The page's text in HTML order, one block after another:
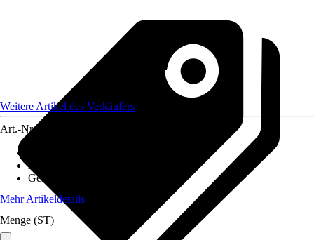
Weitere Artikel des Verkäufers
Art.-Nr.
Ausführung
Gesamtlänge
Mehr Artikeldetails
Menge (ST)